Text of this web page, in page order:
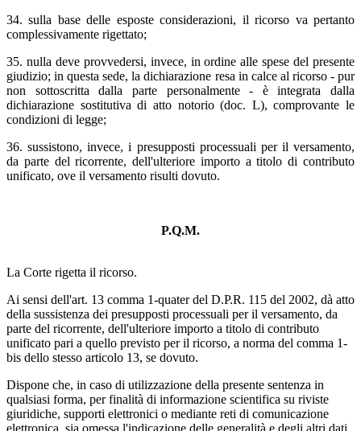
34. sulla base delle esposte considerazioni, il ricorso va pertanto
complessivamente rigettato;
35. nulla deve provvedersi, invece, in ordine alle spese del presente
giudizio; in questa sede, la dichiarazione resa in calce al ricorso - pur
non sottoscritta dalla parte personalmente - è integrata dalla
dichiarazione sostitutiva di atto notorio (doc. L), comprovante le
condizioni di legge;
36. sussistono, invece, i presupposti processuali per il versamento,
da parte del ricorrente, dell'ulteriore importo a titolo di contributo
unificato, ove il versamento risulti dovuto.
P.Q.M.
La Corte rigetta il ricorso.
Ai sensi dell'art. 13 comma 1-quater del D.P.R. 115 del 2002, dà atto
della sussistenza dei presupposti processuali per il versamento, da
parte del ricorrente, dell'ulteriore importo a titolo di contributo
unificato pari a quello previsto per il ricorso, a norma del comma 1-
bis dello stesso articolo 13, se dovuto.
Dispone che, in caso di utilizzazione della presente sentenza in
qualsiasi forma, per finalità di informazione scientifica su riviste
giuridiche, supporti elettronici o mediante reti di comunicazione
elettronica, sia omessa l'indicazione delle generalità e degli altri dati